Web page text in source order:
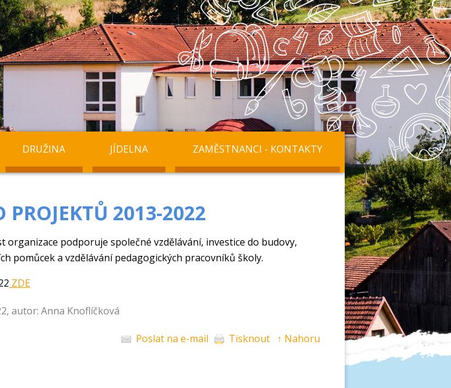
DRUŽINA JÍDELNA ZAMĚSTNANCI - KONTAKTY
PROJEKTŮ 2013-2022
organizace podporuje společné vzdělávání, investice do budovy,
pomůcek a vzdělávání pedagogických pracovníků školy.
ZDE
autor: Anna Knoflíčková
Poslat na e-mail Tisknout ↑ Nahoru